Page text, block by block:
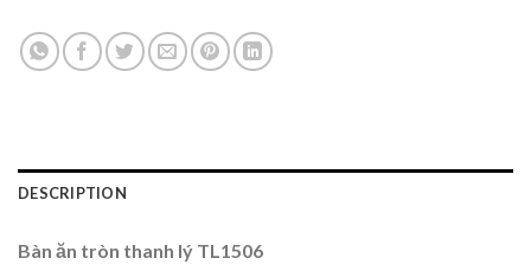
DESCRIPTION
Bàn ăn tròn thanh lý TL1506